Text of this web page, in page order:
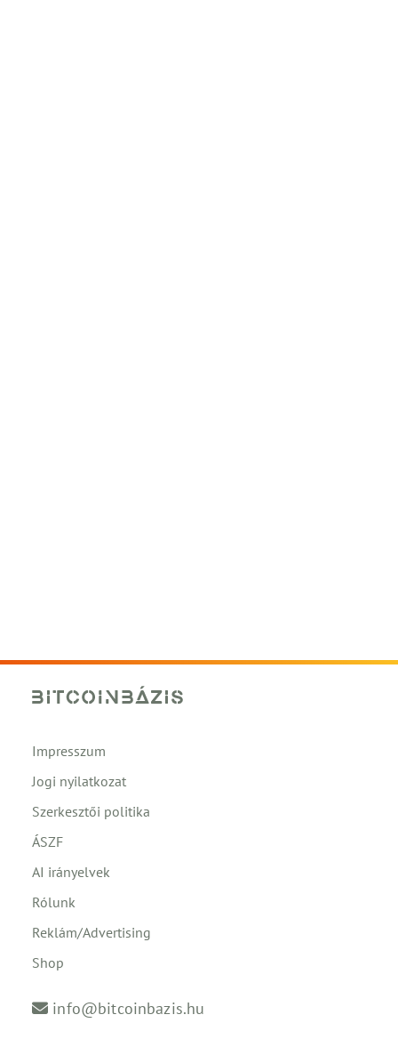
Impresszum
Jogi nyilatkozat
Szerkesztői politika
ÁSZF
AI irányelvek
Rólunk
Reklám/Advertising
Shop
info@bitcoinbazis.hu